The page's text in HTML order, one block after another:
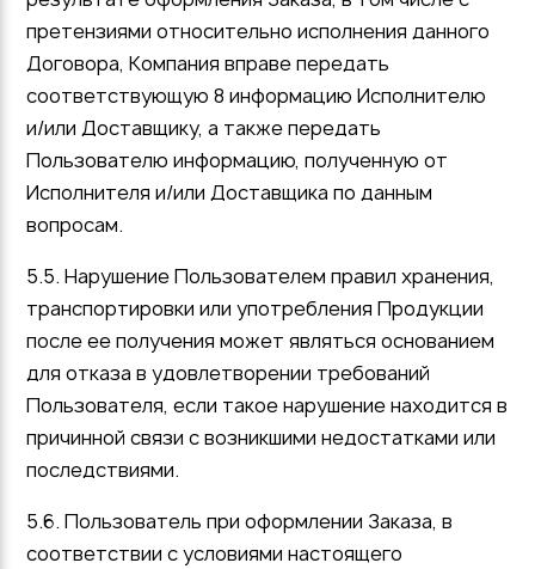
претензиями относительно исполнения данного
Договора, Компания вправе передать
соответствующую 8 информацию Исполнителю
и/или Доставщику, а также передать
Пользователю информацию, полученную от
Исполнителя и/или Доставщика по данным
вопросам.
5.5. Нарушение Пользователем правил хранения,
транспортировки или употребления Продукции
после ее получения может являться основанием
для отказа в удовлетворении требований
Пользователя, если такое нарушение находится в
причинной связи с возникшими недостатками или
последствиями.
5.6. Пользователь при оформлении Заказа, в
соответствии с условиями настоящего